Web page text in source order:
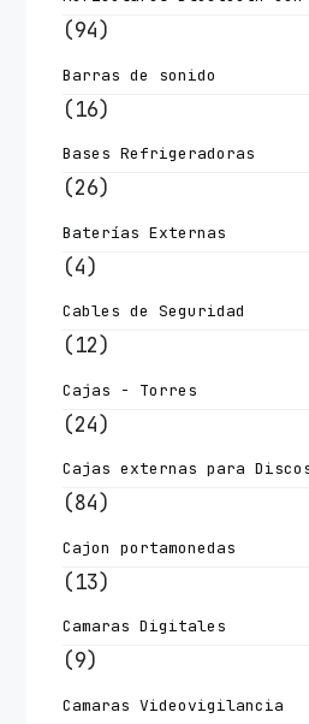
(94)
Barras de sonido
(16)
Bases Refrigeradoras
(26)
Baterías Externas
(4)
Cables de Seguridad
(12)
Cajas - Torres
(24)
Cajas externas para
(84)
Cajon portamonedas
(13)
Camaras Digitales
(9)
Camaras Videovigilancia